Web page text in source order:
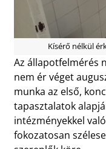
Kísérő nélkül
Az állapotfelmérés
nem ér véget
munka az első,
tapasztalatok
intézményekkel
fokozatosan